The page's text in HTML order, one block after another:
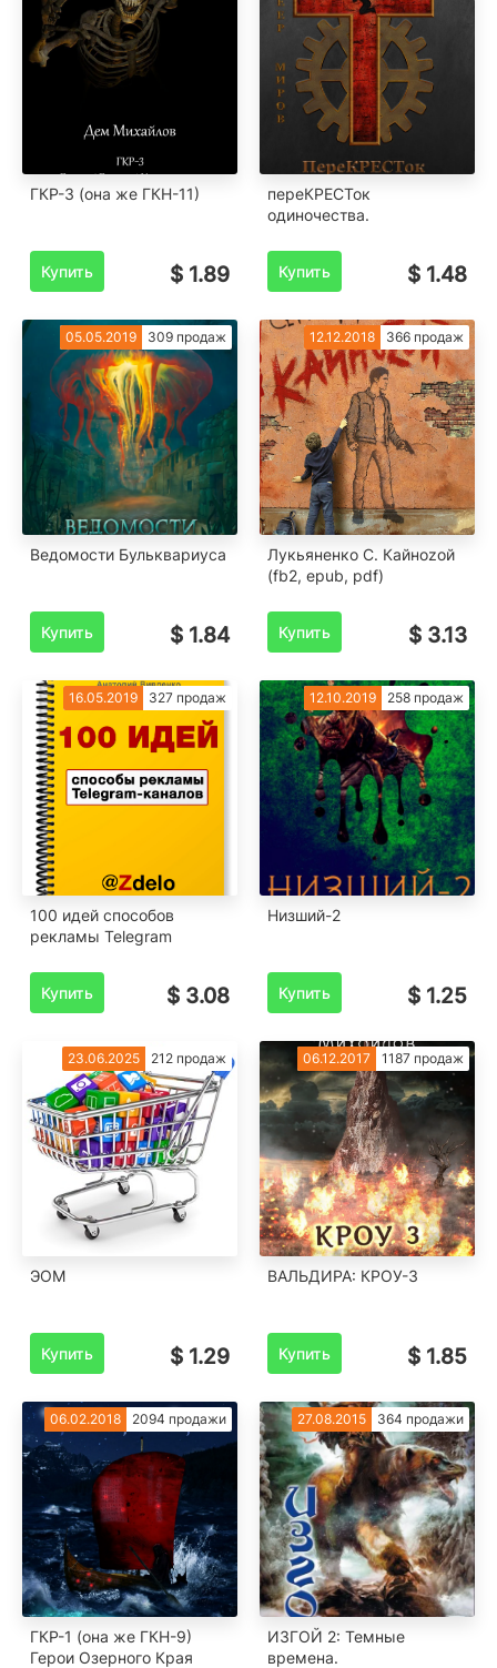
ГКР-3 (она же ГКН-11)
Купить $ 1.89
переКРЕСТок
одиночества.
Купить $ 1.48
05.05.2019 309 продаж
Ведомости Бульквариуса
Купить $ 1.84
12.12.2018 366 продаж
Лукьяненко C. Кайноzой
(fb2, epub, pdf)
Купить $ 3.13
16.05.2019 327 продаж
100 идей способов
рекламы Telegram
Купить $ 3.08
12.10.2019 258 продаж
Низший-2
Купить $ 1.25
23.06.2025 212 продаж
ЭОМ
Купить $ 1.29
06.12.2017 1187 продаж
ВАЛЬДИРА: КРОУ-3
Купить $ 1.85
06.02.2018 2094 продажи
ГКР-1 (она же ГКН-9)
Герои Озерного Края
27.08.2015 364 продажи
ИЗГОЙ 2: Темные
времена.